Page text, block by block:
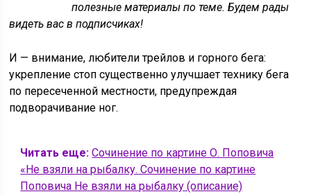
полезные материалы по теме. Будем рады
видеть вас в подписчиках!
И — внимание, любители трейлов и горного бега:
укрепление стоп существенно улучшает технику бега
по пересеченной местности, предупреждая
подворачивание ног.
Читать еще: Сочинение по картине О. Поповича
«Не взяли на рыбалку. Сочинение по картине
Поповича Не взяли на рыбалку (описание)